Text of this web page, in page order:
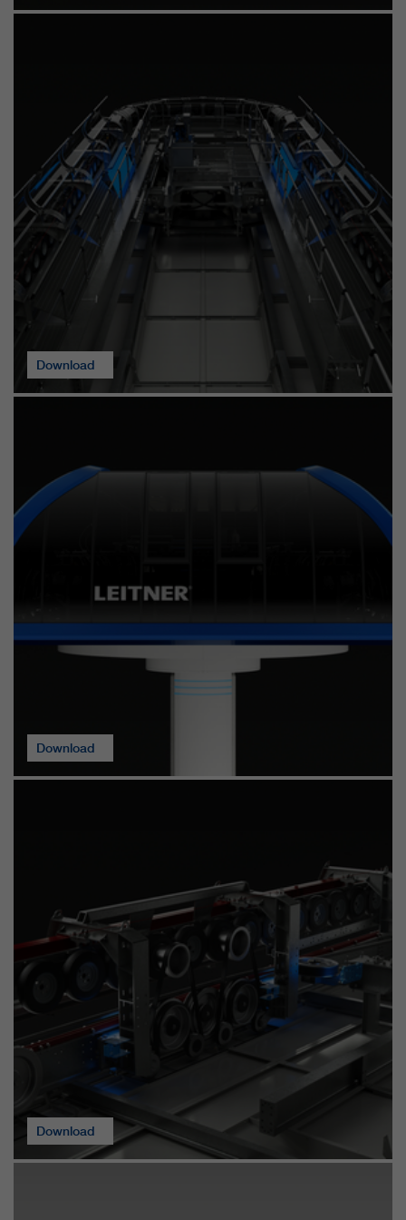
Download
Download
Download
die uns helfen, unsere Websites /
Apps zu verbessern. Diese
Informationen werden auch an
unsere Kunden / Partner
weitergegeben.